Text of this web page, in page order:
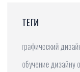
ТЕГИ
графический
обучение дизайну